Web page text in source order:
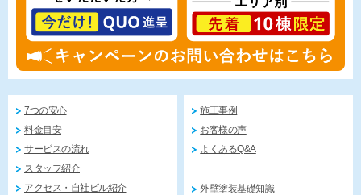
7つの安心
料金目安
サービスの流れ
スタッフ紹介
アクセス・自社ビル紹介
施工事例
お客様の声
よくあるQ&A
外壁塗装基礎知識